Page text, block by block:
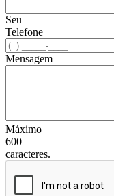
Seu
Telefone
Mensagem
Máximo
600
caracteres.